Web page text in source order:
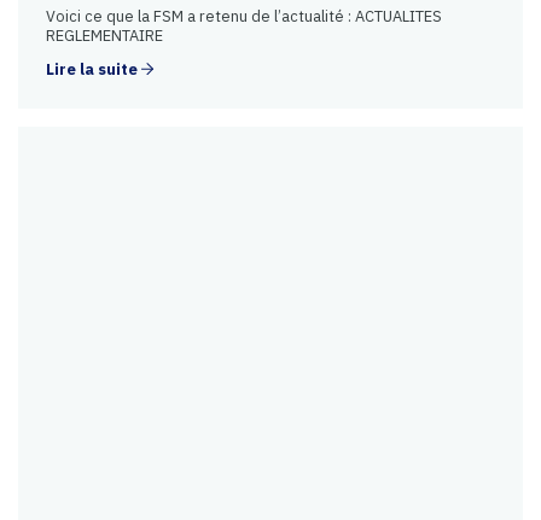
Voici ce que la FSM a retenu de l’actualité : ACTUALITES
REGLEMENTAIRE
Lire la suite